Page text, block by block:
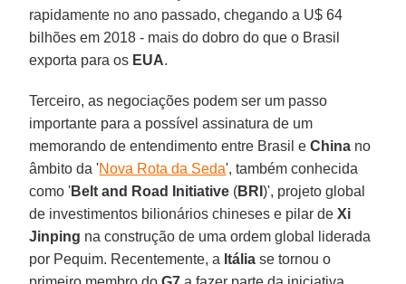
rapidamente no ano passado, chegando a U$ 64
bilhões em 2018 - mais do dobro do que o Brasil
exporta para os EUA.
Terceiro, as negociações podem ser um passo
importante para a possível assinatura de um
memorando de entendimento entre Brasil eChina no
âmbito da 'Nova Rota da Seda', também conhecida
como 'Belt and Road Initiative (BRI)', projeto global
de investimentos bilionários chineses e pilar deXi
Jinping na construção de uma ordem global liderada
por Pequim. Recentemente, a Itália se tornou o